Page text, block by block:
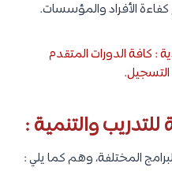
الأفراد والمؤسسات.
كافة الدورات المتقدم
التسجيل.
للتدريب والتنمية :
المختلفة، وهم كما يلي :